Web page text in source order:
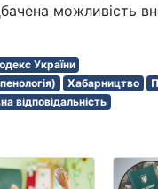
можливість
України
Хабарництво
відповідальність